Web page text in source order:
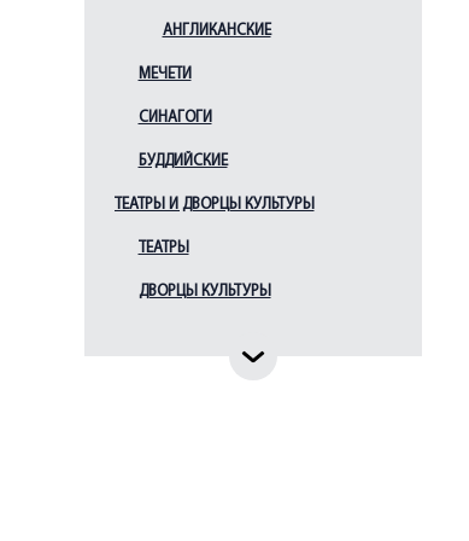
больницы Чудновского
Церковь Вознесения
Церковь Димитрия
иконы Божией Матери
иконы Божией Матери у
Суворовском военном
училище)
АНГЛИКАНСКИЕ
МЕЧЕТИ
СИНАГОГИ
БУДДИЙСКИЕ
ТЕАТРЫ И ДВОРЦЫ КУЛЬТУРЫ
ТЕАТРЫ
ДВОРЦЫ КУЛЬТУРЫ